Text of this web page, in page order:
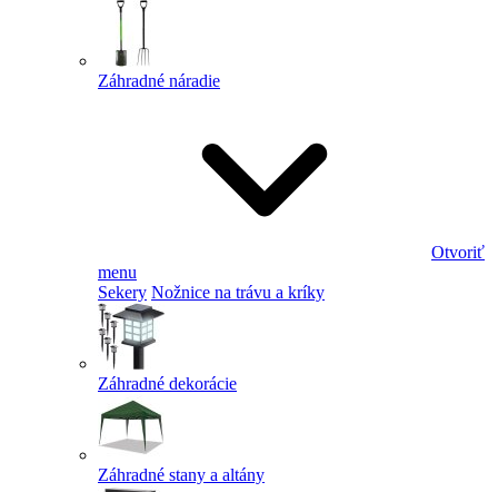
Záhradné náradie
Otvoriť
menu
Sekery Nožnice na trávu a kríky
Záhradné dekorácie
Záhradné stany a altány